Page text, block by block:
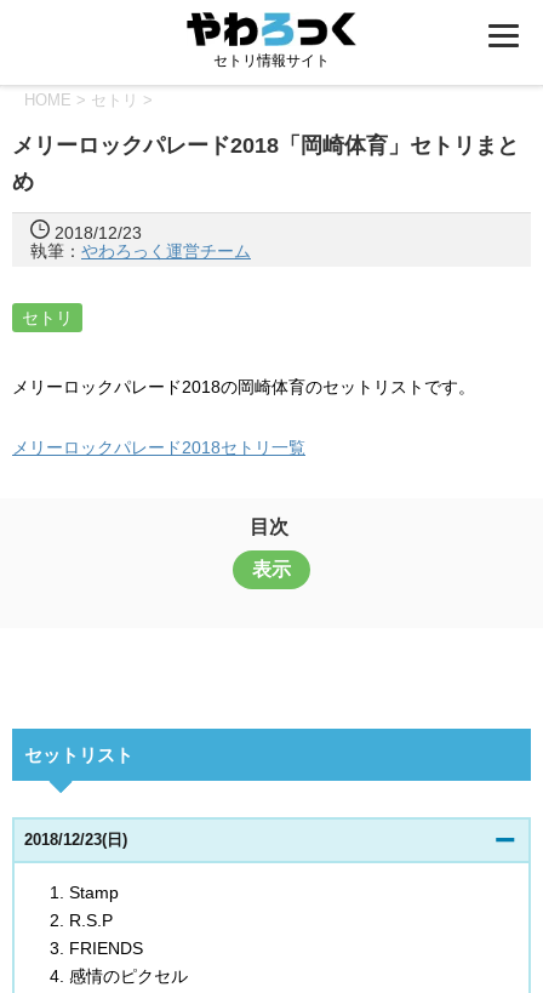
セトリ情報サイト
HOME > セトリ >
メリーロックパレード2018「岡崎体育」セトリまと
め
2018/12/23
執筆： やわろっく運営チーム
セトリ
メリーロックパレード2018の岡崎体育のセットリストです。
メリーロックパレード2018セトリ一覧
目次
表示
セットリスト
2018/12/23(日)
Stamp
R.S.P
FRIENDS
感情のピクセル